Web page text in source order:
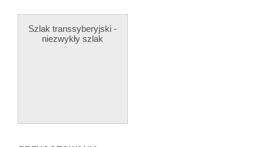
Szlak transsyberyjski -
niezwykły szlak